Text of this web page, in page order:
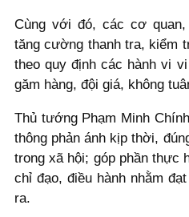
Cùng với đó, các cơ
tăng cường thanh tra, kiểm
theo quy định các hành vi
găm hàng, đội giá, không
Thủ tướng Phạm Minh
thông phản ánh kịp thời,
trong xã hội; góp phần thực
chỉ đạo, điều hành nhằm
ra.